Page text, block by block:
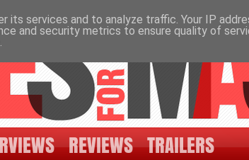
REVIEWS TRAILERS
its services and to analyze traffic. Your IP
and security metrics to ensure quality of